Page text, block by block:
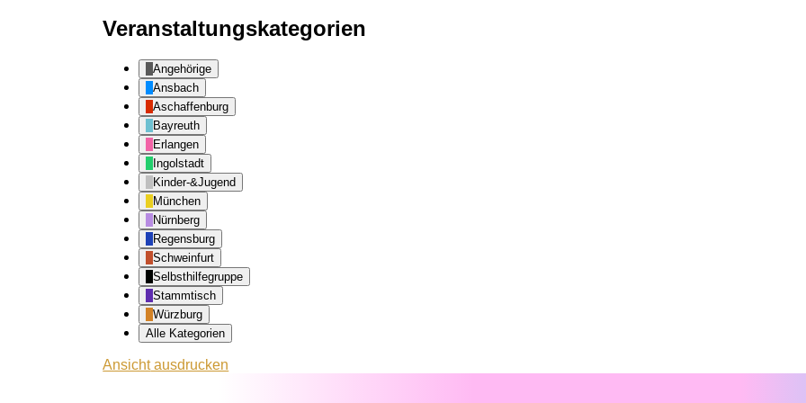
Veranstaltungskategorien
Angehörige
Ansbach
Aschaffenburg
Bayreuth
Erlangen
Ingolstadt
Kinder-&Jugend
München
Nürnberg
Regensburg
Schweinfurt
Selbsthilfegruppe
Stammtisch
Würzburg
Alle Kategorien
Ansichtausdrucken